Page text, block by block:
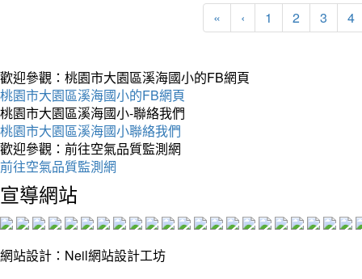
« ‹ 1 2 3 4
歡迎參觀：桃園市大園區溪海國小的FB網頁
桃園市大園區溪海國小的FB網頁
桃園市大園區溪海國小-聯絡我們
桃園市大園區溪海國小聯絡我們
歡迎參觀：前往空氣品質監測網
前往空氣品質監測網
宣導網站
網站設計：Neil網站設計工坊